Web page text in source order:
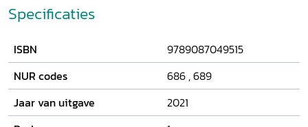
Specificaties
ISBN
9789087049515
NUR codes
686 ,689
Jaar van uitgave
2021